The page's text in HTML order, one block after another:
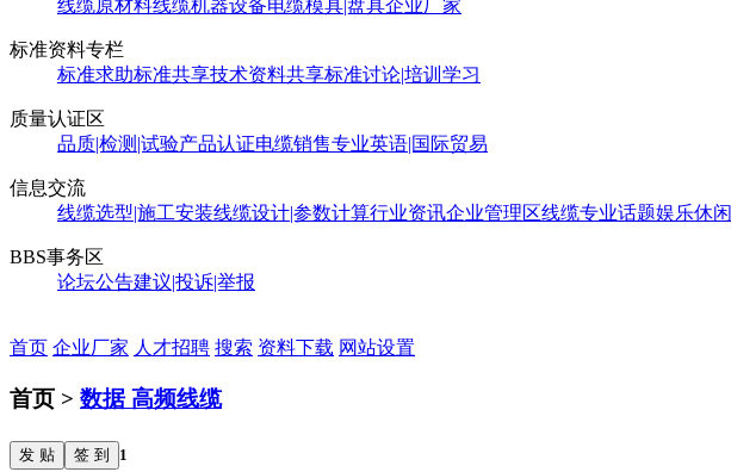
线缆原材料线缆机器设备电缆模具|盘具企业厂家
标准资料专栏
标准求助标准共享技术资料共享标准讨论|培训学习
质量认证区
品质|检测|试验产品认证电缆销售专业英语|国际贸易
信息交流
线缆选型|施工安装线缆设计|参数计算行业资讯企业管理区线缆专业话题娱乐休闲
BBS事务区
论坛公告建议|投诉|举报
首页 企业厂家 人才招聘 搜索 资料下载 网站设置
首页 > 数据 高频线缆
发 贴 签 到 1